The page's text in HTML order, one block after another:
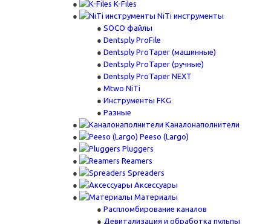
K-Files
NiTi инструменты
SOCO файлы
Dentsply ProFile
Dentsply ProTaper (машинные)
Dentsply ProTaper (ручные)
Dentsply ProTaper NEXT
Mtwo NiTi
Инструменты FKG
Разные
Каналонаполнители
Peeso (Largo)
Pluggers
Reamers
Spreaders
Аксессуары
Материалы
Распломбирование каналов
Девитализация и обработка пульпы